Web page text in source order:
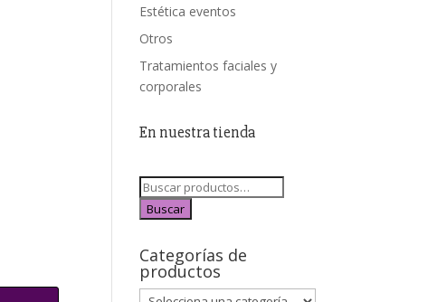
Estética eventos
Otros
Tratamientos faciales y
corporales
En nuestra tienda
Buscar
Categorías de
productos